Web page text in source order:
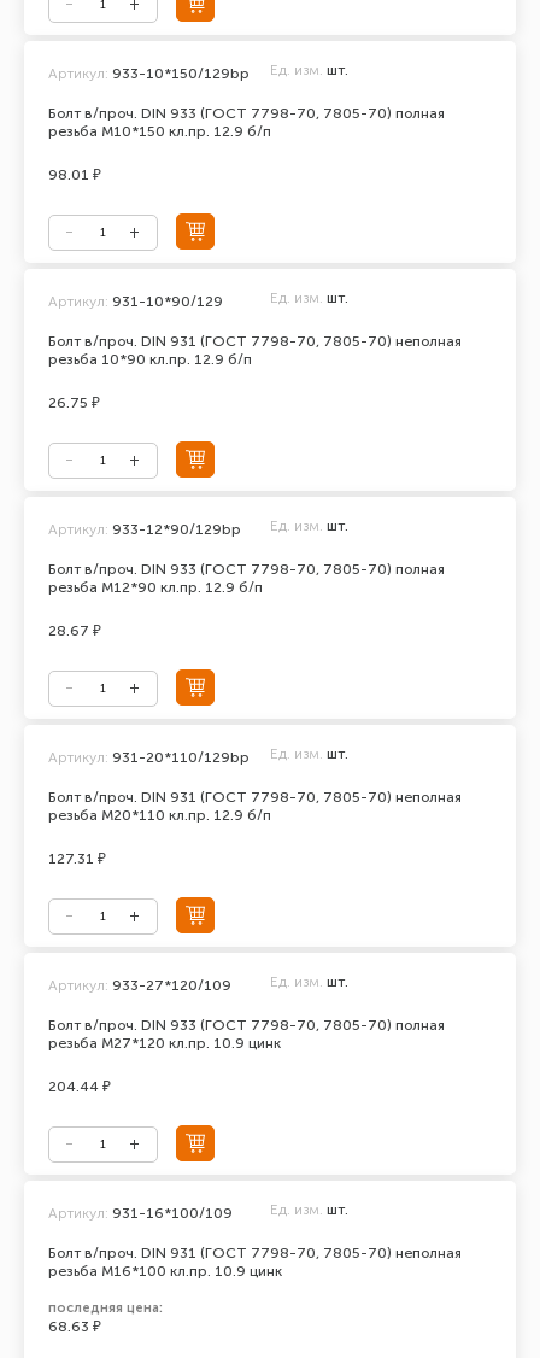
Болт в/проч. DIN 933 (ГОСТ 7798-70, 7805-70) полная
резьба М10*150 кл.пр. 12.9 б/п
Артикул: 933-10*150/129bp Ед. изм. шт.
98.01 ₽
Болт в/проч. DIN 931 (ГОСТ 7798-70, 7805-70) неполная
резьба 10*90 кл.пр. 12.9 б/п
Артикул: 931-10*90/129 Ед. изм. шт.
26.75 ₽
Болт в/проч. DIN 933 (ГОСТ 7798-70, 7805-70) полная
резьба М12*90 кл.пр. 12.9 б/п
Артикул: 933-12*90/129bp Ед. изм. шт.
28.67 ₽
Болт в/проч. DIN 931 (ГОСТ 7798-70, 7805-70) неполная
резьба М20*110 кл.пр. 12.9 б/п
Артикул: 931-20*110/129bp Ед. изм. шт.
127.31 ₽
Болт в/проч. DIN 933 (ГОСТ 7798-70, 7805-70) полная
резьба М27*120 кл.пр. 10.9 цинк
Артикул: 933-27*120/109 Ед. изм. шт.
204.44 ₽
Болт в/проч. DIN 931 (ГОСТ 7798-70, 7805-70) неполная
резьба М16*100 кл.пр. 10.9 цинк
Артикул: 931-16*100/109 Ед. изм. шт.
последняя цена:
68.63 ₽